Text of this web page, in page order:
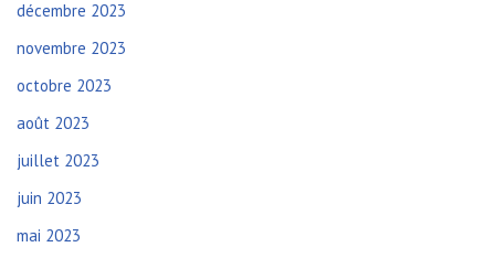
décembre 2023
novembre 2023
octobre 2023
août 2023
juillet 2023
juin 2023
mai 2023